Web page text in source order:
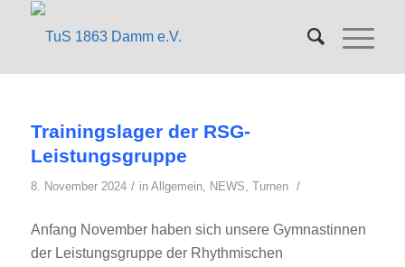
Trainingslager der RSG-
Leistungsgruppe
8. November 2024 / in Allgemein, NEWS, Turnen /
Anfang November haben sich unsere Gymnastinnen
der Leistungsgruppe der Rhythmischen